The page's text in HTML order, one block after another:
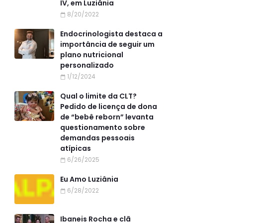
IV, em Luziânia
8/20/2022
Endocrinologista destaca a
importância de seguir um
plano nutricional
personalizado
1/12/2024
Qual o limite da CLT?
Pedido de licença de dona
de “bebê reborn” levanta
questionamento sobre
demandas pessoais
atípicas
6/26/2025
Eu Amo Luziânia
6/28/2022
Ibaneis Rocha e clã